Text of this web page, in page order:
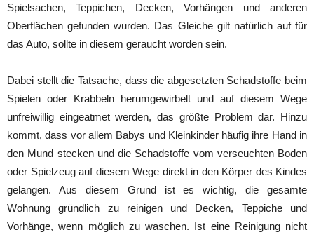
Spielsachen, Teppichen, Decken, Vorhängen und anderen
Oberflächen gefunden wurden. Das Gleiche gilt natürlich auf für
das Auto, sollte in diesem geraucht worden sein.
Dabei stellt die Tatsache, dass die abgesetzten Schadstoffe beim
Spielen oder Krabbeln herumgewirbelt und auf diesem Wege
unfreiwillig eingeatmet werden, das größte Problem dar. Hinzu
kommt, dass vor allem Babys und Kleinkinder häufig ihre Hand in
den Mund stecken und die Schadstoffe vom verseuchten Boden
oder Spielzeug auf diesem Wege direkt in den Körper des Kindes
gelangen. Aus diesem Grund ist es wichtig, die gesamte
Wohnung gründlich zu reinigen und Decken, Teppiche und
Vorhänge, wenn möglich zu waschen. Ist eine Reinigung nicht